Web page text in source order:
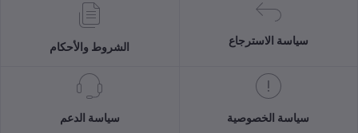
الشروط والأحكام
سياسة الاسترجاع
سياسة الدعم سياسة الخصوصية